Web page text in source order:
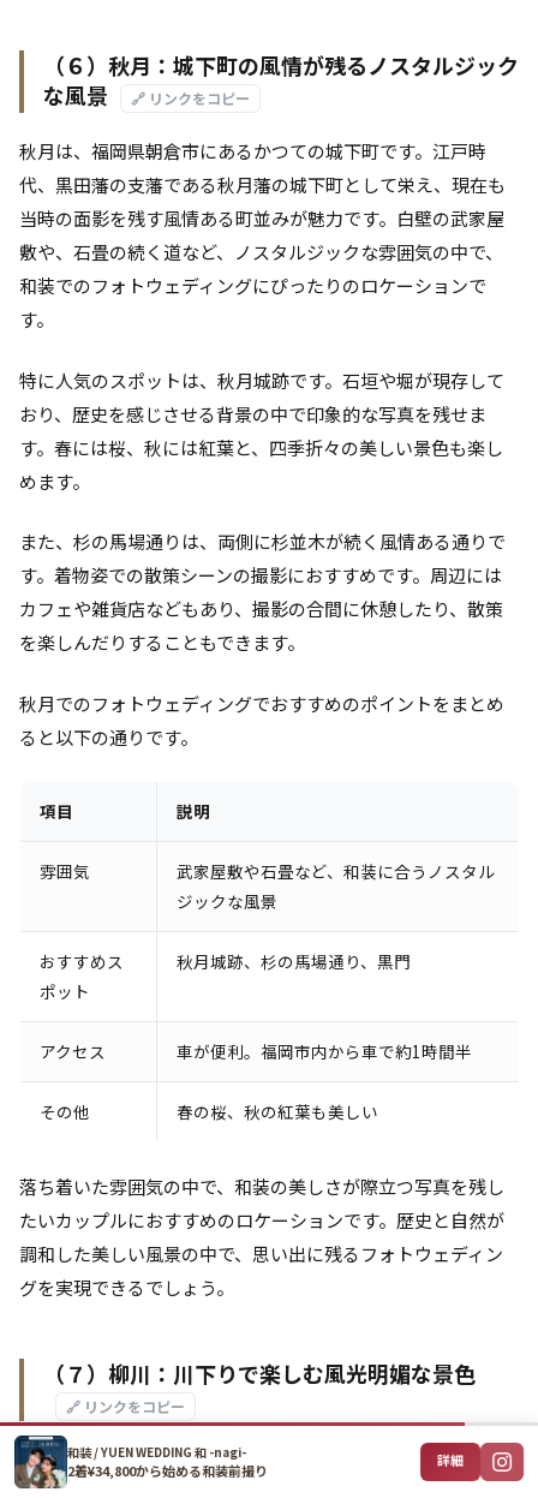
（６）秋月：城下町の風情が残るノスタルジック
な風景
🔗 リンクをコピー
秋月は、福岡県朝倉市にあるかつての城下町です。江戸時
代、黒田藩の支藩である秋月藩の城下町として栄え、現在も
当時の面影を残す風情ある町並みが魅力です。白壁の武家屋
敷や、石畳の続く道など、ノスタルジックな雰囲気の中で、
和装でのフォトウェディングにぴったりのロケーションで
す。
特に人気のスポットは、秋月城跡です。石垣や堀が現存して
おり、歴史を感じさせる背景の中で印象的な写真を残せま
す。春には桜、秋には紅葉と、四季折々の美しい景色も楽し
めます。
また、杉の馬場通りは、両側に杉並木が続く風情ある通りで
す。着物姿での散策シーンの撮影におすすめです。周辺には
カフェや雑貨店などもあり、撮影の合間に休憩したり、散策
を楽しんだりすることもできます。
秋月でのフォトウェディングでおすすめのポイントをまとめ
ると以下の通りです。
項目 説明
雰囲気
武家屋敷や石畳など、和装に合うノスタル
ジックな風景
おすすめス
ポット
秋月城跡、杉の馬場通り、黒門
アクセス 車が便利。福岡市内から車で約1時間半
その他 春の桜、秋の紅葉も美しい
落ち着いた雰囲気の中で、和装の美しさが際立つ写真を残し
たいカップルにおすすめのロケーションです。歴史と自然が
調和した美しい風景の中で、思い出に残るフォトウェディン
グを実現できるでしょう。
（７）柳川：川下りで楽しむ風光明媚な景色
🔗 リンクをコピー
柳川は、福岡県南部に位置する水の都。掘割をどんこ舟でゆ
っくりと進む川下りは、風情ある街並みを堪能できるフォト
和装 / YUEN WEDDING 和 -nagi-
2着¥34,800から始める和装前撮り
詳細